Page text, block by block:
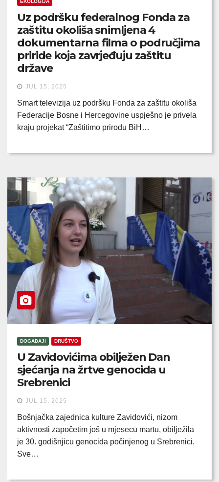
EKOLOGIJA
Uz podršku federalnog Fonda za
zaštitu okoliša snimljena 4
dokumentarna filma o područjima
priride koja zavrjeđuju zaštitu
države
JUL 15, 2025
Smart televizija uz podršku Fonda za zaštitu okoliša
Federacije Bosne i Hercegovine uspješno je privela
kraju projekat “Zaštitimo prirodu BiH…
DOGAĐAJI DRUŠTVO
U Zavidovićima obilježen Dan
sjećanja na žrtve genocida u
Srebrenici
JUL 15, 2025
Bošnjačka zajednica kulture Zavidovići, nizom
aktivnosti započetim još u mjesecu martu, obilježila
je 30. godišnjicu genocida počinjenog u Srebrenici.
Sve…